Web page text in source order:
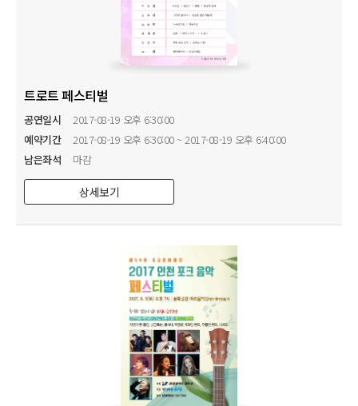
트로트 페스티벌
공연일시
2017-08-19 오후 6:30:00
예약기간
2017-08-19 오후 6:30:00 ~ 2017-08-19 오후 6:40:00
남은좌석
마감
상세보기